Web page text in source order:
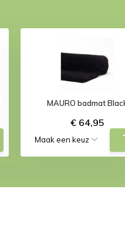
MAURO badmat
€ 64,95